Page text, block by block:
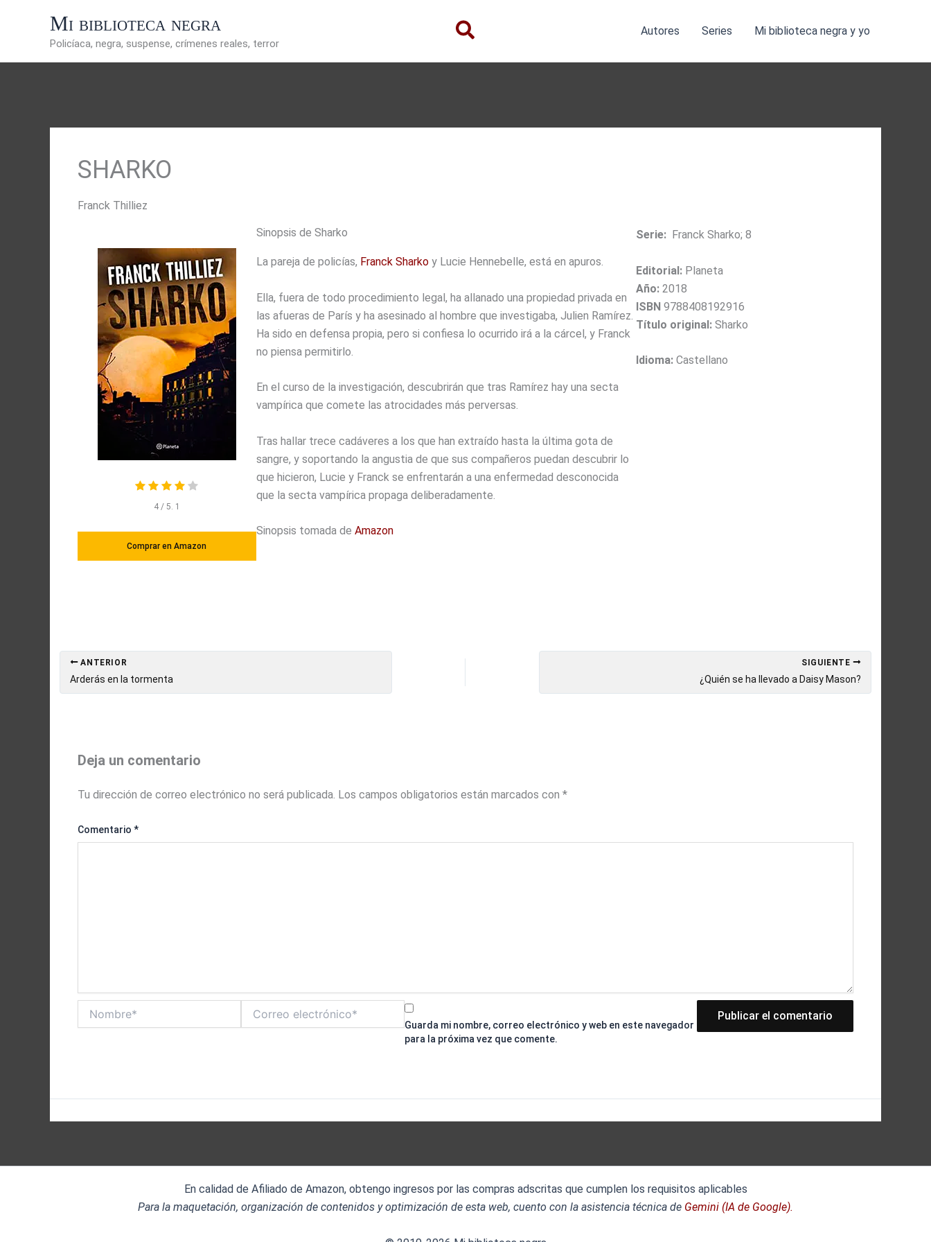
Mi biblioteca negra
Policíaca, negra, suspense, crímenes reales, terror
Autores Series Mi biblioteca negra y yo
SHARKO
Franck Thilliez
4/ 5. 1
Comprar en Amazon
Sinopsis de Sharko
La pareja de policías, Franck Sharkoy Lucie Hennebelle, está en apuros.
Ella, fuera de todo procedimiento legal, ha allanado una propiedad privada en
las afueras de París y ha asesinado al hombre que investigaba, Julien Ramírez.
Ha sido en defensa propia, pero si confiesa lo ocurrido irá a la cárcel, y Franck
no piensa permitirlo.
En el curso de la investigación, descubrirán que tras Ramírez hay una secta
vampírica que comete las atrocidades más perversas.
Tras hallar trece cadáveres a los que han extraído hasta la última gota de
sangre, y soportando la angustia de que sus compañeros puedan descubrir lo
que hicieron, Lucie y Franck se enfrentarán a una enfermedad desconocida
que la secta vampírica propaga deliberadamente.
Sinopsis tomada de Amazon
Serie: Franck Sharko; 8
Editorial: Planeta
Año: 2018
ISBN 9788408192916
Título original: Sharko
Idioma: Castellano
ANTERIOR
Arderás en la tormenta
SIGUIENTE
¿Quién se ha llevado a Daisy Mason?
Deja un comentario
Tu dirección de correo electrónico no será publicada. Los campos obligatorios están marcados con *
Comentario *
electrónico*
Guarda mi nombre, correo electrónico y web en este navegador
para la próxima vez que comente.
En calidad de Afiliado de Amazon, obtengo ingresos por las compras adscritas que cumplen los requisitos aplicables
Para la maquetación, organización de contenidos y optimización de esta web, cuento con la asistencia técnica de Gemini (IA de Google).